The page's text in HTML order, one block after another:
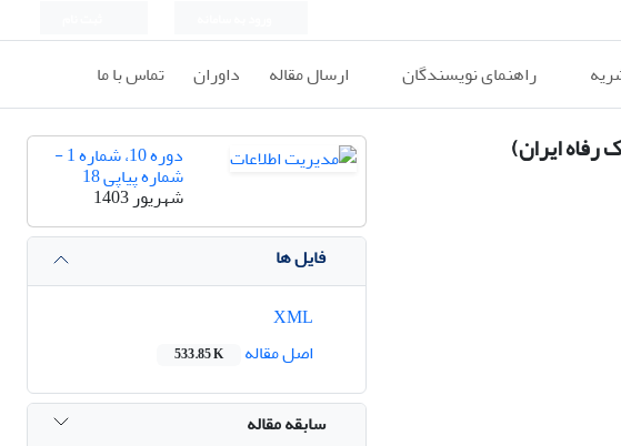
راهنمای نویسندگان ارسال مقاله داوران تماس با ما
رفاه ایران) دوره 10، شماره 1 -
شماره پیاپی 18
شهریور 1403
فایل ها
اصل مقاله
533.85 K
سابقه مقاله